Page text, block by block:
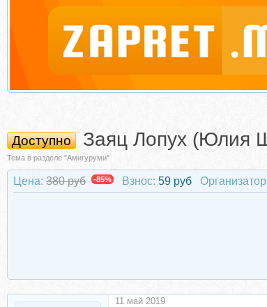
Доступно Заяц Лопух (Юлия
Тема в разделе "Амигуруми"
Цена: 380 руб -85% Взнос: 59 руб
11 май 2019